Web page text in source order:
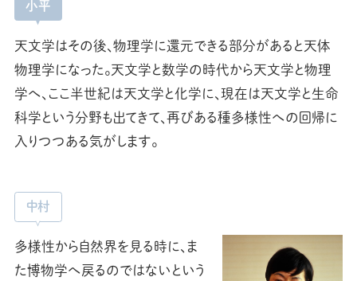
小平
天文学はその後、物理学に還元できる部分があると天体
物理学になった。天文学と数学の時代から天文学と物理
学へ、ここ半世紀は天文学と化学に、現在は天文学と生命
科学という分野も出てきて、再びある種多様性への回帰に
入りつつある気がします。
中村
多様性から自然界を見る時に、ま
た博物学へ戻るのではないという